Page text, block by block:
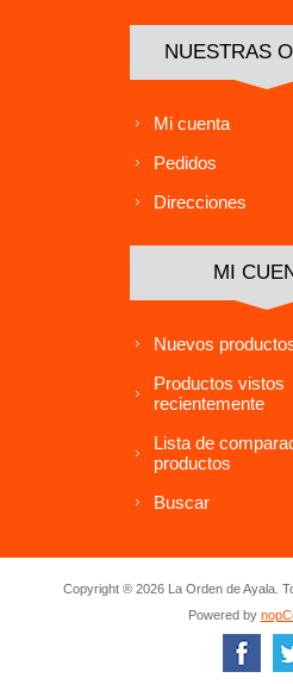
NUESTRAS
Mi cuenta
Pedidos
Direcciones
MI
Nuevos
Productos vistos
recientemente
Lista de
productos
Buscar
Copyright ® 2026 La Orden de Ayala.
Powered by